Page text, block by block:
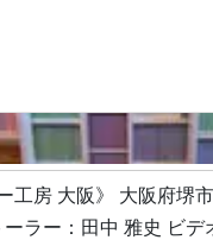
工房 大阪》 大阪府堺
ラー：田中 雅史 ビデ